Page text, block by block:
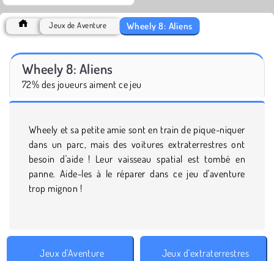
Jeux de Aventure Wheely 8: Aliens
Wheely 8: Aliens
72% des joueurs aiment ce jeu
Wheely et sa petite amie sont en train de pique-niquer
dans un parc, mais des voitures extraterrestres ont
besoin d'aide ! Leur vaisseau spatial est tombé en
panne. Aide-les à le réparer dans ce jeu d'aventure
trop mignon !
Jeux d'Aventure Jeux d'extraterrestres